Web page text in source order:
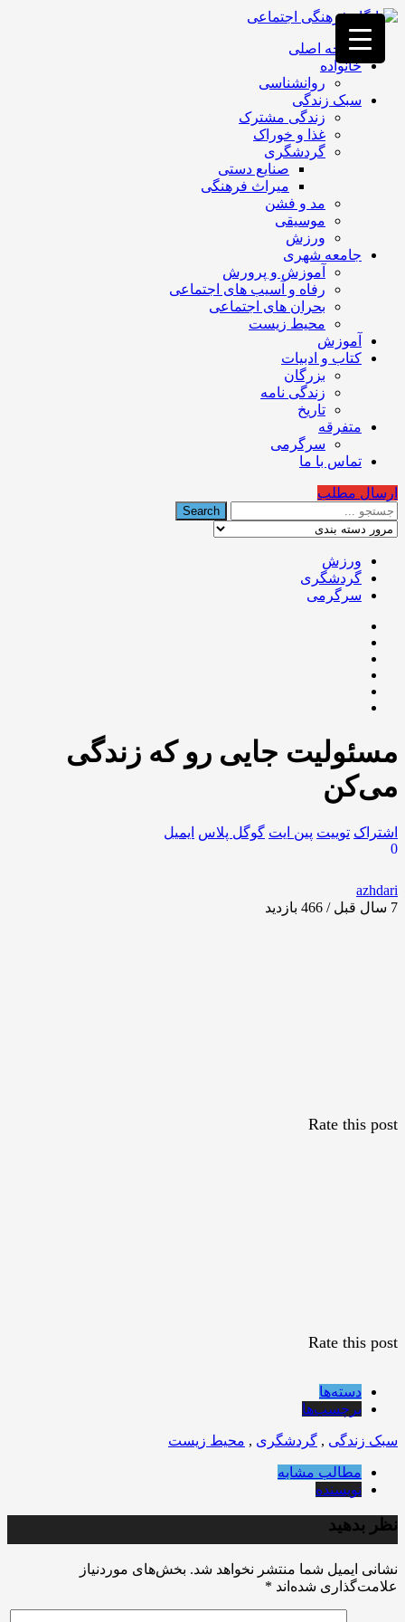
فصد
خون
غرب
تهران
خشکشویی
تصفیه
تهران
صفحه اصلی
خانواده
روانشناسی
سبک زندگی
زندگی مشترک
غذا و خوراک
گردشگری
صنایع دستی
میراث فرهنگی
مد و فشن
موسیقی
ورزش
جامعه شهری
آموزش و پرورش
رفاه و آسیب های اجتماعی
بحران های اجتماعی
محیط زیست
آموزش
کتاب و ادبیات
بزرگان
زندگی نامه
تاریخ
متفرقه
سرگرمی
تماس با ما
ارسال مطلب
ورزش
گردشگری
سرگرمی
مسئولیت جایی رو که زندگی
می‌کن
اشتراک توییت پین ایت گوگل‌ پلاس ایمیل
0
azhdari
7 سال قبل / 466
بازدید
Rate this post
Rate this post
دسته‌ها
برچسب‌ها
سبک زندگی , گردشگری , محیط زیست
مطالب مشابه
نویسنده
نظر بدهید
نشانی ایمیل شما منتشر نخواهد شد. بخش‌های موردنیاز
علامت‌گذاری شده‌اند *